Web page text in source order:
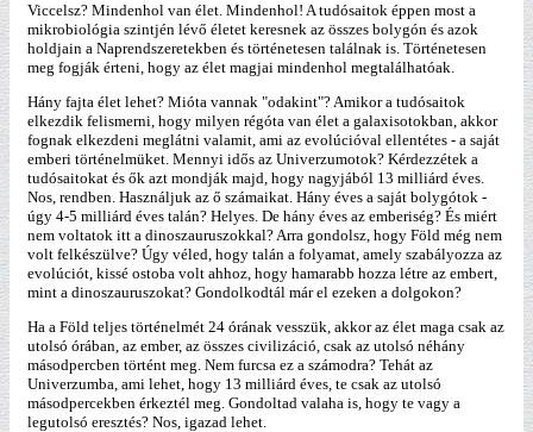
Viccelsz? Mindenhol van élet. Mindenhol! A tudósaitok éppen most a
mikrobiológia szintjén lévő életet keresnek az összes bolygón és azok
holdjain a Naprendszeretekben és történetesen találnak is. Történetesen
meg fogják érteni, hogy az élet magjai mindenhol megtalálhatóak.
Hány fajta élet lehet? Mióta vannak "odakint"? Amikor a tudósaitok
elkezdik felismerni, hogy milyen régóta van élet a galaxisotokban, akkor
fognak elkezdeni meglátni valamit, ami az evolúcióval ellentétes - a saját
emberi történelmüket. Mennyi idős az Univerzumotok? Kérdezzétek a
tudósaitokat és ők azt mondják majd, hogy nagyjából 13 milliárd éves.
Nos, rendben. Használjuk az ő számaikat. Hány éves a saját bolygótok -
úgy 4-5 milliárd éves talán? Helyes. De hány éves az emberiség? És miért
nem voltatok itt a dinoszauruszokkal? Arra gondolsz, hogy Föld még nem
volt felkészülve? Úgy véled, hogy talán a folyamat, amely szabályozza az
evolúciót, kissé ostoba volt ahhoz, hogy hamarabb hozza létre az embert,
mint a dinoszauruszokat? Gondolkodtál már el ezeken a dolgokon?
Ha a Föld teljes történelmét 24 órának vesszük, akkor az élet maga csak az
utolsó órában, az ember, az összes civilizáció, csak az utolsó néhány
másodpercben történt meg. Nem furcsa ez a számodra? Tehát az
Univerzumba, ami lehet, hogy 13 milliárd éves, te csak az utolsó
másodpercekben érkeztél meg. Gondoltad valaha is, hogy te vagy a
legutolsó eresztés? Nos, igazad lehet.